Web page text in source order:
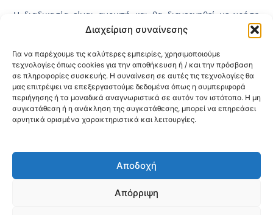
Διαχείριση συναίνεσης
Για να παρέχουμε τις καλύτερες εμπειρίες, χρησιμοποιούμε
τεχνολογίες όπως cookies για την αποθήκευση ή / και την πρόσβαση
σε πληροφορίες συσκευής. Η συναίνεση σε αυτές τις τεχνολογίες θα
μας επιτρέψει να επεξεργαστούμε δεδομένα όπως η συμπεριφορά
περιήγησης ή τα μοναδικά αναγνωριστικά σε αυτόν τον ιστότοπο. Η μη
συγκατάθεση ή η ανάκληση της συγκατάθεσης, μπορεί να επηρεάσει
αρνητικά ορισμένα χαρακτηριστικά και λειτουργίες.
Αποδοχή
Απόρριψη
Η διαδικασία είναι ανοικτή και θα διενεργηθεί με χρήση
του Εθνικού Συστήματος Ηλεκτρονικών Δημοσίων
Συμβάσεων – «Ε.Σ.Η.ΔΗ.Σ.» με συστημικό αριθμό 211830
(Διαδικτυακή Πύλη:www.promitheus.gov.gr).
Η καταληκτική ημερομηνία παραλαβής των προσφορών
είναι η 7η Ιανουαρίου 2025, ημέρα Τρίτη και ώρα 11:00 π.μ.
Δείτε τη ΔιακήρυξηΕΔΩ
@2026 3ype.gr All rights reserved
Θεσσαλονίκη, ΕλλάδαΤηλ: +30 2311 226 200